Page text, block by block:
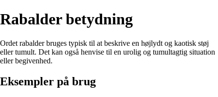
Rabalder betydning
Ordet rabalder bruges typisk til at beskrive en højlydt og kaotisk støj
eller tumult. Det kan også henvise til en urolig og tumultagtig situation
eller begivenhed.
Eksempler på brug